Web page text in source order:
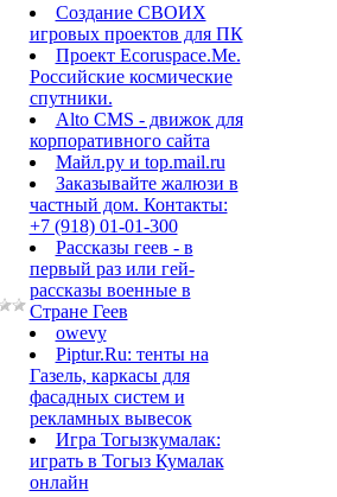
Создание СВОИХ
игровых проектов для ПК
Проект Ecoruspace.Me.
Российские космические
спутники.
Alto CMS - движок для
корпоративного сайта
Майл.ру и top.mail.ru
Заказывайте жалюзи в
частный дом. Контакты:
+7 (918) 01-01-300
Рассказы геев - в
первый раз или гей-
рассказы военные в
Стране Геев
owevy
Piptur.Ru: тенты на
Газель, каркасы для
фасадных систем и
рекламных вывесок
Игра Тогызкумалак:
играть в Тогыз Кумалак
онлайн